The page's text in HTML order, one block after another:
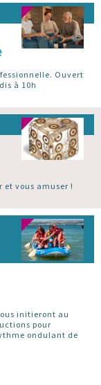
Ouvert
à 10h
et vous amuser !
initieront au
pour
ondulant de